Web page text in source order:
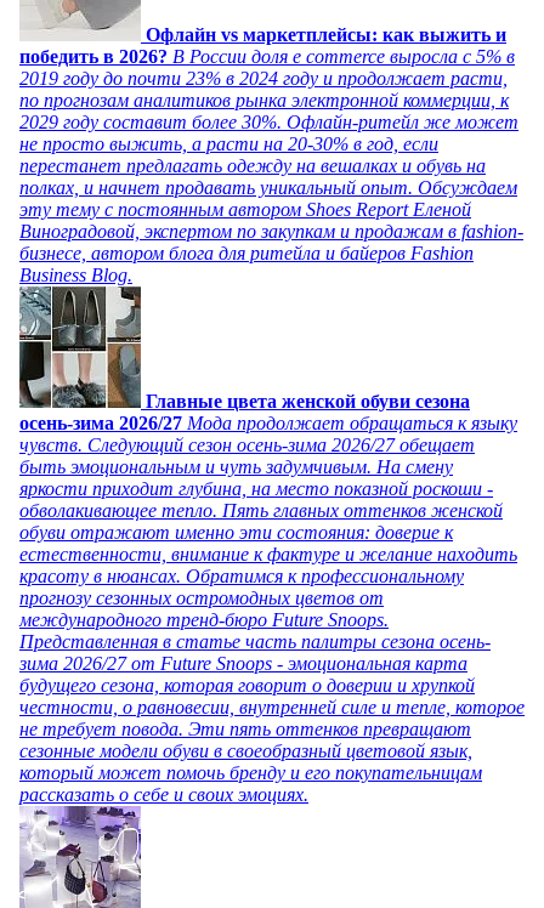
Офлайн vs маркетплейсы: как выжить и
победить в 2026? В России доля e commerce выросла с 5% в
2019 году до почти 23% в 2024 году и продолжает расти,
по прогнозам аналитиков рынка электронной коммерции, к
2029 году составит более 30%. Офлайн-ритейл же может
не просто выжить, а расти на 20-30% в год, если
перестанет предлагать одежду на вешалках и обувь на
полках, и начнет продавать уникальный опыт. Обсуждаем
эту тему с постоянным автором Shoes Report Еленой
Виноградовой, экспертом по закупкам и продажам в fashion-
бизнесе, автором блога для ритейла и байеров Fashion
Business Blog.
Главные цвета женской обуви сезона
осень-зима 2026/27 Мода продолжает обращаться к языку
чувств. Следующий сезон осень-зима 2026/27 обещает
быть эмоциональным и чуть задумчивым. На смену
яркости приходит глубина, на место показной роскоши -
обволакивающее тепло. Пять главных оттенков женской
обуви отражают именно эти состояния: доверие к
естественности, внимание к фактуре и желание находить
красоту в нюансах. Обратимся к профессиональному
прогнозу сезонных остромодных цветов от
международного тренд-бюро Future Snoops.
Представленная в статье часть палитры сезона осень-
зима 2026/27 от Future Snoops - эмоциональная карта
будущего сезона, которая говорит о доверии и хрупкой
честности, о равновесии, внутренней силе и тепле, которое
не требует повода. Эти пять оттенков превращают
сезонные модели обуви в своеобразный цветовой язык,
который может помочь бренду и его покупательницам
рассказать о себе и своих эмоциях.